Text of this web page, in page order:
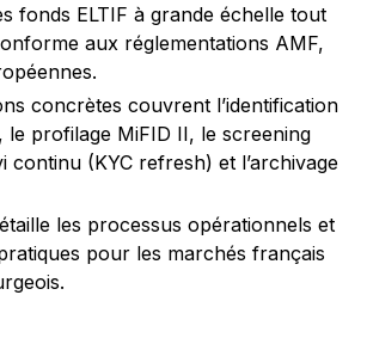
fonds ELTIF à grande échelle tout
aux réglementations AMF,
concrètes couvrent l’identification
le profilage MiFID II, le screening
continu (KYC refresh) et l’archivage
les processus opérationnels et
pour les marchés français